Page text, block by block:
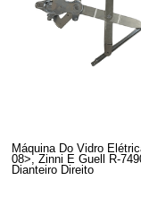
Máquina Do Vidro
08>, Zinni E Guell R-
Dianteiro Direito